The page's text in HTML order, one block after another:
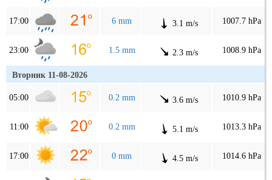
17:00 6 mm 3.1 m/s 1007.7 hPa
23:00 1.5 mm 2.3 m/s 1008.9 hPa
Вторник 11-08-2026
05:00 0.2 mm 3.6 m/s 1010.9 hPa
11:00 0.2 mm 5.1 m/s 1013.3 hPa
17:00 0 mm 4.5 m/s 1014.6 hPa